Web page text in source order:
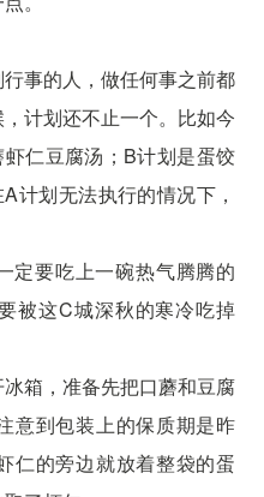
事的人，做任何事之前都
计划还不止一个。比如今
仁豆腐汤；B计划是蛋饺
计划无法执行的情况下，
定要吃上一碗热气腾腾的
被这C城深秋的寒冷吃掉
箱，准备先把口蘑和豆腐
意到包装上的保质期是昨
仁的旁边就放着整袋的蛋